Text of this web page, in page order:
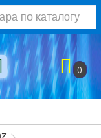
0